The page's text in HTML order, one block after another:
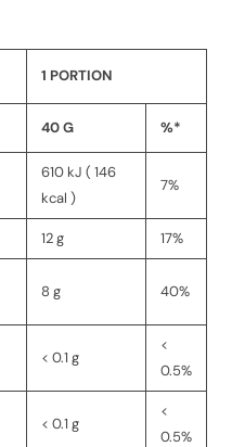
1 PORTION
40 G %*
610 kJ ( 146
kcal )
7%
12 g 17%
8 g 40%
< 0.1 g
<
0.5%
< 0.1 g
<
0.5%